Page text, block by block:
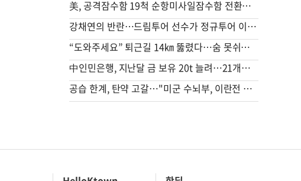
美, 공격잠수함 19척 순항미사일잠수함 전환…中 견제 강화
강채연의 반란…드림투어 선수가 정규투어 이틀째 선두
“도와주세요” 퇴근길 14㎞ 뚫렸다…숨 못쉬던 아기 살린 기적
中인민은행, 지난달 금 보유 20t 늘려…21개월 연속 증가세
공습 한계, 탄약 고갈…"미군 수뇌부, 이란전 출구전략 모색중"